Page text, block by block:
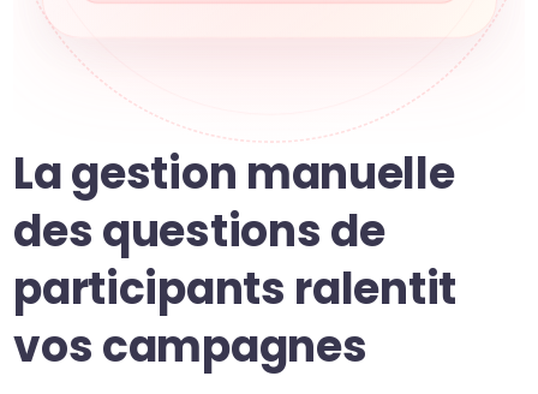
La gestion manuelle
des questions de
participants ralentit
vos campagnes